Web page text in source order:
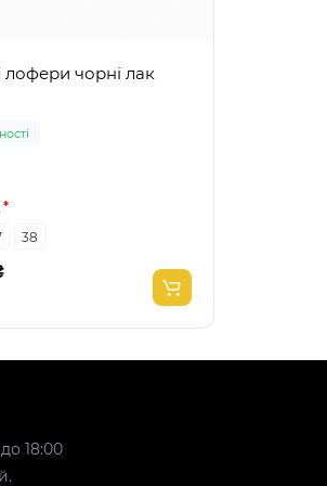
Жіночі лофери чорні лак
38
18:00